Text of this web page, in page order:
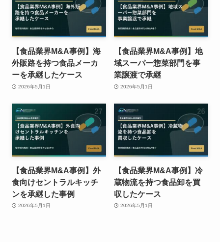
【食品業界M&A事例】海
外販路を持つ食品メーカ
ーを承継したケース
2026年5月1日
【食品業界M&A事例】地
域スーパー惣菜部門を事
業譲渡で承継
2026年5月1日
【食品業界M&A事例】外
食向けセントラルキッチ
ンを承継した事例
2026年5月1日
【食品業界M&A事例】冷
蔵物流を持つ食品卸を買
収したケース
2026年5月1日